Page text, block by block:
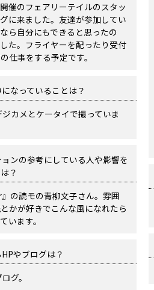
催のフェアリーテイルのスタッ
に来ました。友達が参加してい
ら自分にもできると思ったの
た。フライヤーを配ったり受付
仕事をする予定です。
なっていることは？
カメとケータイで撮っていま
ンの参考にしている人や影響を
？
』の読モの青柳文子さん。雰囲
かが好きでこんな風になれたら
います。
やブログは？
グ。